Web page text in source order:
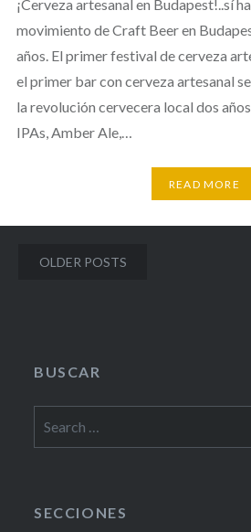
¡Cerveza artesanal en Budapest!..sí
movimiento de Craft Beer en
años. El primer festival de cerveza
el primer bar con cerveza artesanal
la revolución cervecera local dos
IPAs, Amber Ale,…
READ MORE
Posts
OLDER POSTS
BUSCAR
for:
SECCIONES